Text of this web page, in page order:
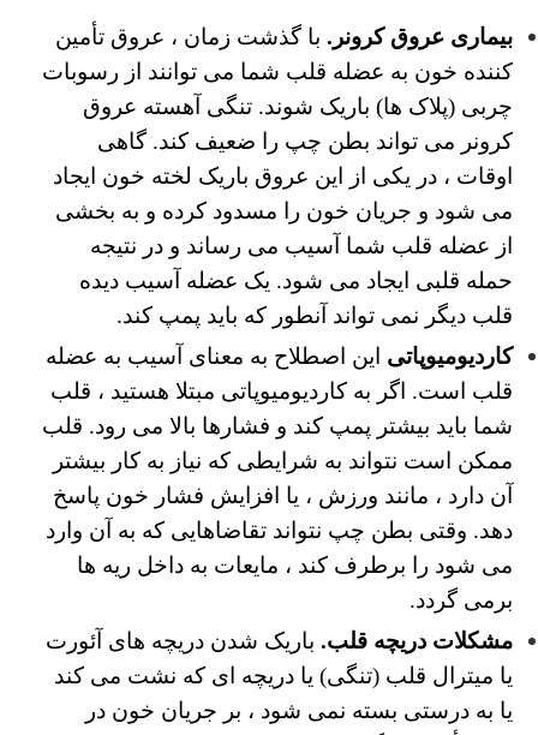
بیماری عروق کرونر. با گذشت زمان ، عروق تأمین
کننده خون به عضله قلب شما می توانند از رسوبات
چربی (پلاک ها) باریک شوند. تنگی آهسته عروق
کرونر می تواند بطن چپ را ضعیف کند. گاهی
اوقات ، در یکی از این عروق باریک لخته خون ایجاد
می شود و جریان خون را مسدود کرده و به بخشی
از عضله قلب شما آسیب می رساند و در نتیجه
حمله قلبی ایجاد می شود. یک عضله آسیب دیده
قلب دیگر نمی تواند آنطور که باید پمپ کند.
کاردیومیوپاتی این اصطلاح به معنای آسیب به عضله
قلب است. اگر به کاردیومیوپاتی مبتلا هستید ، قلب
شما باید بیشتر پمپ کند و فشارها بالا می رود. قلب
ممکن است نتواند به شرایطی که نیاز به کار بیشتر
آن دارد ، مانند ورزش ، یا افزایش فشار خون پاسخ
دهد. وقتی بطن چپ نتواند تقاضاهایی که به آن وارد
می شود را برطرف کند ، مایعات به داخل ریه ها
برمی گردد.
مشکلات دریچه قلب. باریک شدن دریچه های آئورت
یا میترال قلب (تنگی) یا دریچه ای که نشت می کند
یا به درستی بسته نمی شود ، بر جریان خون در